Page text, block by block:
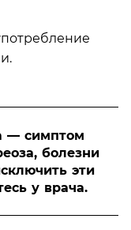
— симптом
болезни
эти
у врача.